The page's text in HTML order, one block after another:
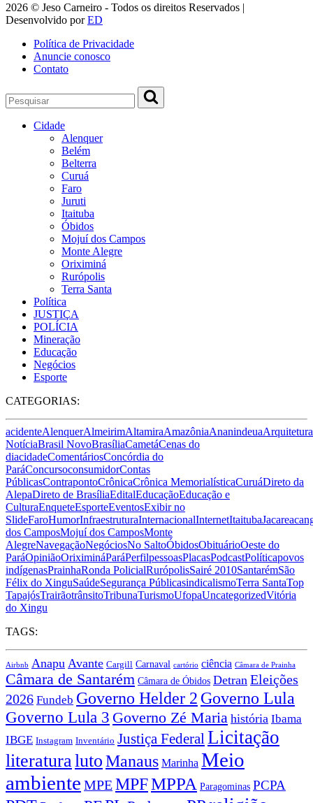
2026 © Jeso Carneiro - Todos os direitos Reservados |
Desenvolvido porED
Política de Privacidade
Anuncie conosco
Contato
Cidade
Alenquer
Belém
Belterra
Curuá
Faro
Juruti
Itaituba
Óbidos
Mojuí dos Campos
Monte Alegre
Oriximiná
Rurópolis
Terra Santa
Política
JUSTIÇA
POLÍCIA
Mineração
Educação
Negócios
Esporte
CATEGORIAS:
acidenteAlenquerAlmeirimAltamiraAmazôniaAnanindeuaArquitetura
NotíciaBrasil NovoBrasíliaCametáCenas do
diacidadeComentáriosConcórdia do
ParáConcursoconsumidorContas
PúblicasContrapontoCrônicaCrônica MemorialísticaCuruáDireto da
AlepaDireto de BrasíliaEditalEducaçãoEducação e
CulturaEnqueteEsporteEventosExibir no
SlideFaroHumorInfraestruturaInternacionalInternetItaituba
dos CamposMojuí dos CamposMonte
AlegreNavegaçãoNegóciosNo SaltoÓbidosObituárioOeste do
ParáOpiniãoOriximináParáPerfilpessoasPlacasPodcastPolíticapovos
indígenasPrainhaRonda PolicialRurópolisSairé 2010SantarémSão
Félix do XinguSaúdeSegurança PúblicasindicalismoTerra SantaTop
TapajósTrairãotrânsitoTribunaTurismoUfopaUncategorizedVitória
do Xingu
TAGS:
Airbnb Anapu Avante Cargill Carnaval cartório ciência Câmara de Prainha
Câmara de Santarém Câmara de Óbidos Detran Eleições
2026 Fundeb Governo Helder 2 Governo Lula
Governo Lula 3 Governo Zé Maria história Ibama
IBGE Instagram Inventário Justiça Federal Licitação
literatura lutoManaus Marinha Meio
ambiente MPEMPFMPPA Paragominas PCPA